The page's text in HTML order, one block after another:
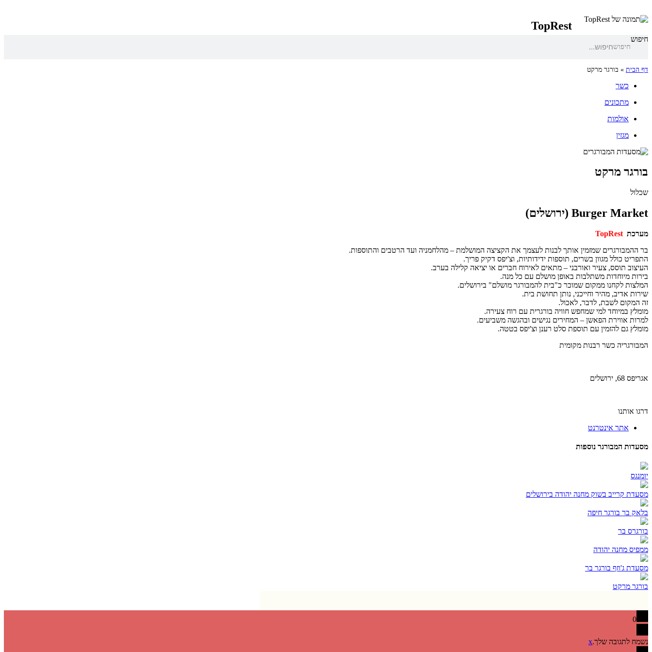
TopRest
חיפוש
חיפוש
דף הבית » בורגר מרקט
כשר
מתכונים
אולמות
מגזין
בורגר מרקט
שכלול
Burger Market (ירושלים)
מערכת TopRest
בר ההמבורגרים שמזמין אותך לבנות לעצמך את הקציצה המושלמת – מהלחמניה ועד הרטבים והתוספות.
התפריט כולל מגוון בשרים, תוספות ידידותיות, וצ'יפס דקיק פריך.
העיצוב תוסס, צעיר ואורבני – מתאים לאירוח חברים או יציאה קלילה בערב.
בירות מיוחדות משתלבות באופן מושלם עם כל מנה.
המלצות לקחנו ממקום שמוכר כ"בית להמבורגר מושלם" בירושלים.
שירות אדיב, מהיר וחייכני, נותן תחושת בית.
זה המקום לשבת, לדבר, לאכול.
מומלץ במיוחד למי שמחפש חוויה בורגרית עם רוח צעירה.
למרות אווירת הפאשן – המחירים נגישים ובהגשה משביעים.
מומלץ גם להזמין עם תוספת סלט רענן וצ'יפס בטטה.
המבורגריה כשר רבנות מקומית
אגריפס 68, ירושלים
דרגו אותנו
אתר אינטרנט
מסעדות המבורגר נוספות
יומנגס
מסעדת קרייב בשוק מחנה יהודה בירושלים
בלאק בר בורגר חיפה
בורגרס בר
ממפיס מחנה יהודה
מסעדת ג'וזף בורגר בר
בורגר מרקט
0
נשמח לתגובה שלך.x